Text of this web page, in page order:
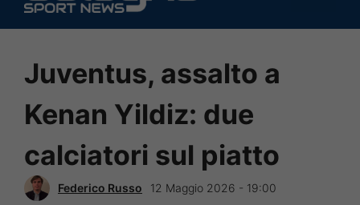
contenuto
Juventus, assalto a
Kenan Yildiz: due
calciatori sul piatto
Federico Russo 12 Maggio 2026 - 19:00